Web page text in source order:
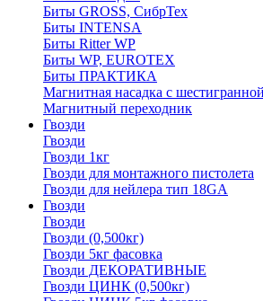
Биты GROSS, СибрТех
Биты INTENSA
Биты Ritter WP
Биты WP, EUROTEX
Биты ПРАКТИКА
Магнитная насадка с
Магнитный переходник
Гвозди
Гвозди
Гвозди 1кг
Гвозди для монтажного пистолета
Гвозди для нейлера тип 18GA
Гвозди
Гвозди
Гвозди (0,500кг)
Гвозди 5кг фасовка
Гвозди ДЕКОРАТИВНЫЕ
Гвозди ЦИНК (0,500кг)